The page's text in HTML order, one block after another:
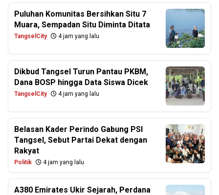
Puluhan Komunitas Bersihkan Situ 7
Muara, Sempadan Situ Diminta Ditata
TangselCity 4 jam yang lalu
Dikbud Tangsel Turun Pantau PKBM,
Dana BOSP hingga Data Siswa Dicek
TangselCity 4 jam yang lalu
Belasan Kader Perindo Gabung PSI
Tangsel, Sebut Partai Dekat dengan
Rakyat
Politik 4 jam yang lalu
A380 Emirates Ukir Sejarah, Perdana